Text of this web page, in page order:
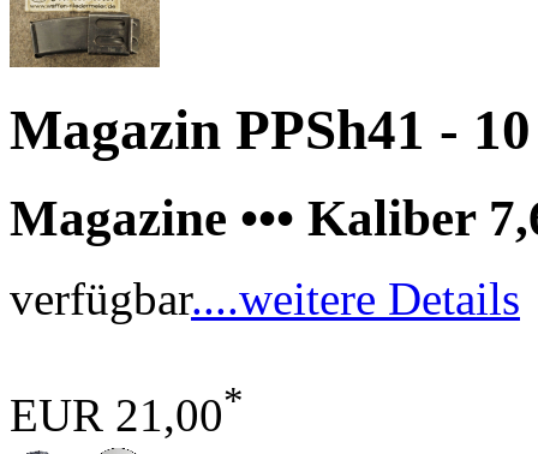
Magazin PPSh41 - 10
Magazine ••• Kaliber
verfügbar....weitere Details
EUR 21,00*